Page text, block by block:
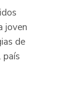
joven
de
país